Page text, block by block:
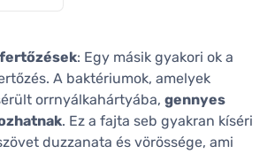
: Egy másik gyakori ok a
A baktériumok, amelyek
orrnyálkahártyába, gennyes
. Ez a fajta seb gyakran kíséri
duzzanata és vörössége, ami